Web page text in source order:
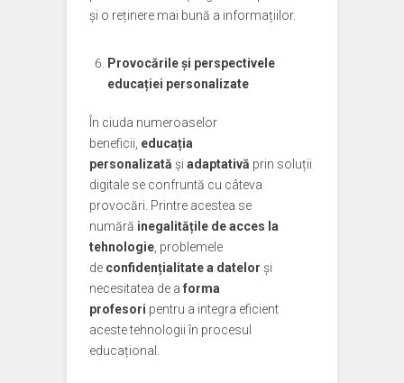
și o reținere mai bună a informațiilor.
Provocările și perspectivele
educației personalizate
În ciuda numeroaselor
beneficii, educația
personalizată și adaptativă prin soluții
digitale se confruntă cu câteva
provocări. Printre acestea se
numără inegalitățile de acces la
tehnologie , problemele
de confidențialitate a datelor și
necesitatea de a forma
profesori pentru a integra eficient
aceste tehnologii în procesul
educațional.